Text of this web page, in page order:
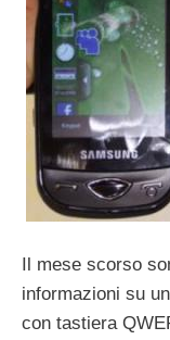
Il mese scorso
informazioni su
con tastiera